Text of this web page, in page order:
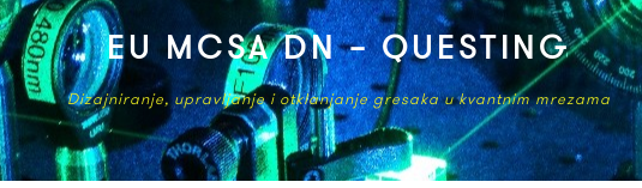
EU MCSA DN – QUESTING
Dizajniranje, upravljanje i otklanjanje gresaka u kvantnim mrezama